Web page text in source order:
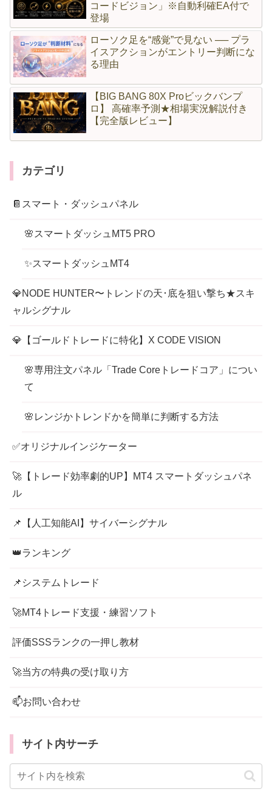
コードビジョン」※自動利確EA付で
登場
ローソク足を“感覚”で見ない ── プラ
イスアクションがエントリー判断にな
る理由
【BIG BANG 80X Proビックバンプ
ロ】 高確率予測★相場実況解説付き
【完全版レビュー】
カテゴリ
📔スマート・ダッシュパネル
🌸スマートダッシュMT5 PRO
✨スマートダッシュMT4
💎NODE HUNTER〜トレンドの天･底を狙い撃ち★スキ
ャルシグナル
💎【ゴールドトレードに特化】X CODE VISION
🌸専用注文パネル「Trade Coreトレードコア」につい
て
🌸レンジかトレンドかを簡単に判断する方法
✅オリジナルインジケーター
🚀【トレード効率劇的UP】MT4 スマートダッシュパネ
ル
📌【人工知能AI】サイバーシグナル
👑ランキング
📌システムトレード
🚀MT4トレード支援・練習ソフト
評価SSSランクの一押し教材
🚀当方の特典の受け取り方
📫お問い合わせ
サイト内サーチ